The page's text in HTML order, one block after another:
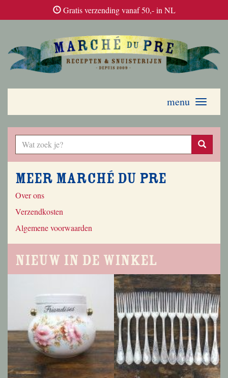
Gratis verzending vanaf 50,- in NL
Toggle
menu
Meer Marché du Pre
Over ons
Verzendkosten
Algemene voorwaarden
Nieuw in de winkel